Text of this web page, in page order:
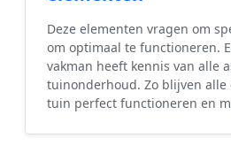
Deze elementen vragen om
om optimaal te functioneren.
vakman heeft kennis van alle
tuinonderhoud. Zo blijven alle
tuin perfect functioneren en